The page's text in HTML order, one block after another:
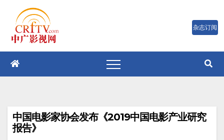
容
中国电影家协会发布《2019中国电影产业研究
报告》